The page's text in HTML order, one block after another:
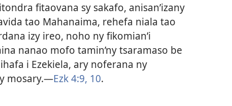
fitaovana sy sakafo, anisan’izany
tao Mahanaima, rehefa niala tao
izy ireo, noho ny fikomian’i
nanao mofo tamin’ny tsaramaso be
i Ezekiela, ary noferana ny
mosary.​—Ezk 4:9, 10.